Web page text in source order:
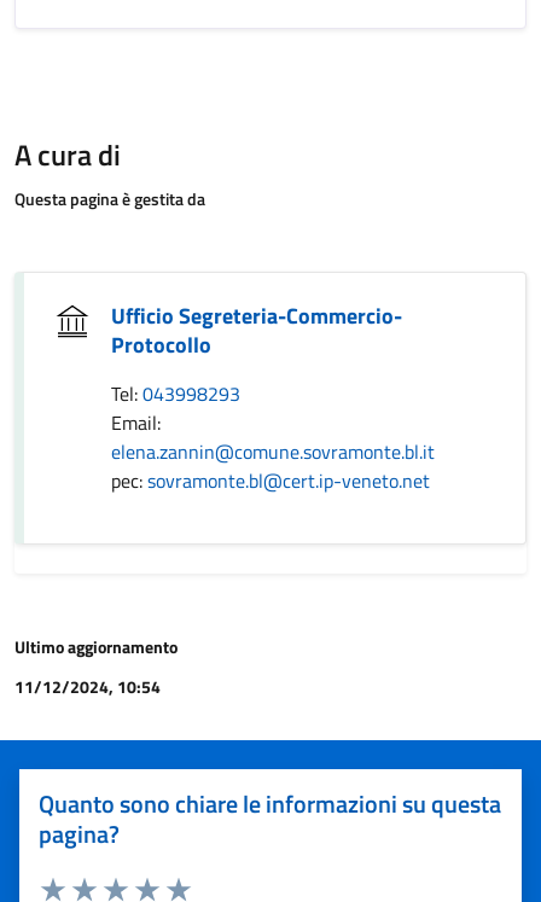
A cura di
Questa pagina è gestita da
Ufficio Segreteria-Commercio-
Protocollo
Tel:043998293
Email:
elena.zannin@comune.sovramonte.bl.it
pec:sovramonte.bl@cert.ip-veneto.net
Ultimo aggiornamento
11/12/2024, 10:54
Quanto sono chiare le informazioni su questa
pagina?